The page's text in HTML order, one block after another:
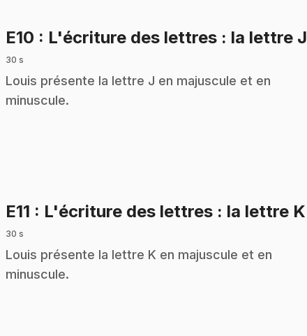
E10 : L'écriture des lettres : la lettre J
30 s
.Louis présente la lettre J en majuscule et en
minuscule.
E11 : L'écriture des lettres : la lettre K
30 s
.Louis présente la lettre K en majuscule et en
minuscule.